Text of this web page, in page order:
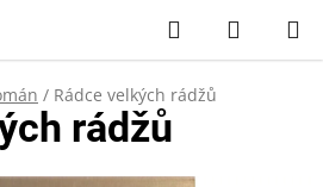
Hledat
KOŠÍK
/ Rádce velkých rádžů
rádžů